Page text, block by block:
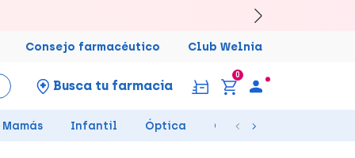
Consejo farmacéutico Club Welnia
Busca tu farmacia
0
Mamás Infantil Óptica Ortopedia